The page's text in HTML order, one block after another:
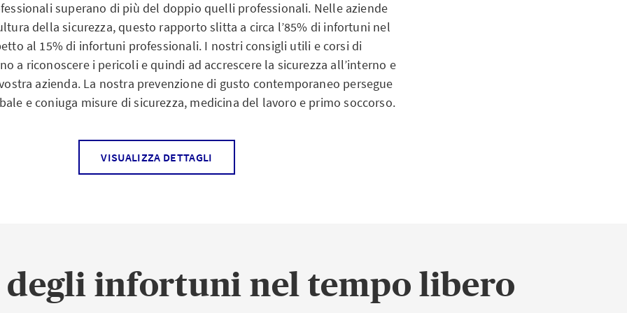
malattie professionali e pericoli per la salute imputabili all'attività sul
i costi:
nei confronti dei collaboratori
interruzione
secondo la LAINF si applica la
direttiva CFSL sul ricorso ai medici
superano di più del doppio quelli professionali. Nelle aziende
della sicurezza, questo rapporto slitta a circa l’85% di infortuni nel
al 15% di infortuni professionali. I nostri consigli utili e corsi di
a riconoscere i pericoli e quindi ad accrescere la sicurezza all’interno e
azienda. La nostra prevenzione di gusto contemporaneo persegue
e coniuga misure di sicurezza, medicina del lavoro e primo soccorso.
di base
qualsiasi altro gruppo di dipendenti. Per la sicurezza sul posto di lavoro
competente e specifico per la vostra azienda. Ogni settore può
formazione di base – anche aziende con un rischio d’infortunio
VISUALIZZA DETTAGLI
degli infortuni nel tempo libero